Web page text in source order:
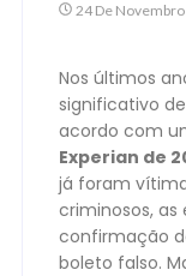
24 De
Nos últimos
significativo de
acordo com
Experian de
já foram
criminosos, as
confirmação
boleto falso.